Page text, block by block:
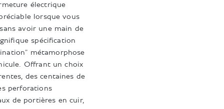
électrique
lorsque vous
avoir une main de
spécification
métamorphose
Offrant un choix
des centaines de
perforations
de portières en cuir,